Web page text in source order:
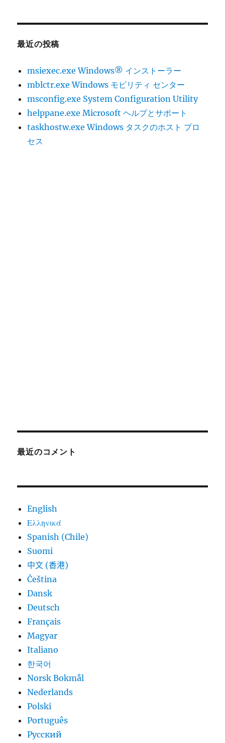
最近の投稿
msiexec.exe Windows® インストーラー
mblctr.exe Windows モビリティ センター
msconfig.exe System Configuration Utility
helppane.exe Microsoft ヘルプとサポート
taskhostw.exe Windows タスクのホスト プロ
セス
最近のコメント
English
Ελληνικά
Spanish (Chile)
Suomi
中文 (香港)
Čeština
Dansk
Deutsch
Français
Magyar
Italiano
한국어
Norsk Bokmål
Nederlands
Polski
Português
Русский